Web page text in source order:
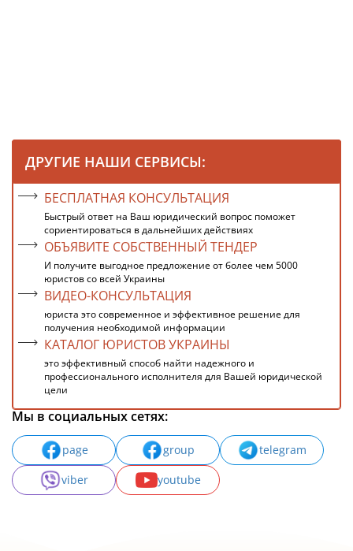
ДРУГИЕ НАШИ СЕРВИСЫ:
БЕСПЛАТНАЯ КОНСУЛЬТАЦИЯ
Быстрый ответ на Ваш юридический вопрос поможет
сориентироваться в дальнейших действиях
ОБЪЯВИТЕ СОБСТВЕННЫЙ ТЕНДЕР
И получите выгодное предложение от более чем 5000
юристов со всей Украины
ВИДЕО-КОНСУЛЬТАЦИЯ
юриста это современное и эффективное решение для
получения необходимой информации
КАТАЛОГ ЮРИСТОВ УКРАИНЫ
это эффективный способ найти надежного и
профессионального исполнителя для Вашей юридической
цели
Мы в социальных сетях:
page group
telegram
viber
youtube